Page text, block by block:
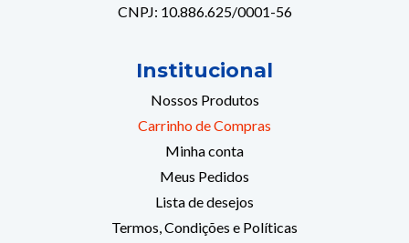
CNPJ: 10.886.625/0001-56
Institucional
Nossos Produtos
Carrinho de Compras
Minha conta
Meus Pedidos
Lista de desejos
Termos, Condições e Políticas